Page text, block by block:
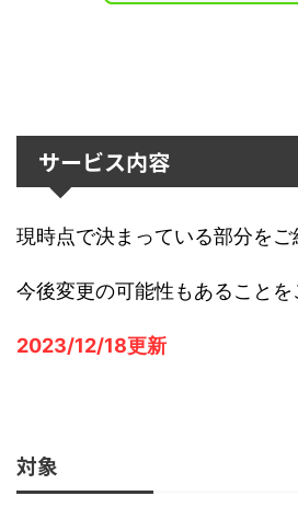
サービス内容
現時点で決まっている部分をご
今後変更の可能性もあることを
2023/12/18更新
対象